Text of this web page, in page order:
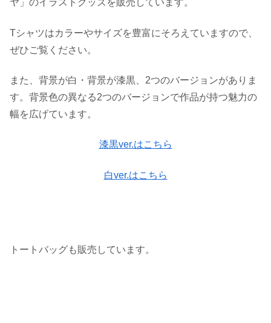
ヤ」のイラストグッズを販売しています。
Tシャツはカラーやサイズを豊富にそろえていますので、
ぜひご覧ください。
また、背景が白・背景が漆黒、2つのバージョンがありま
す。背景色の異なる2つのバージョンで作品が持つ魅力の
幅を広げています。
漆黒ver.はこちら
白ver.はこちら
トートバッグも販売しています。